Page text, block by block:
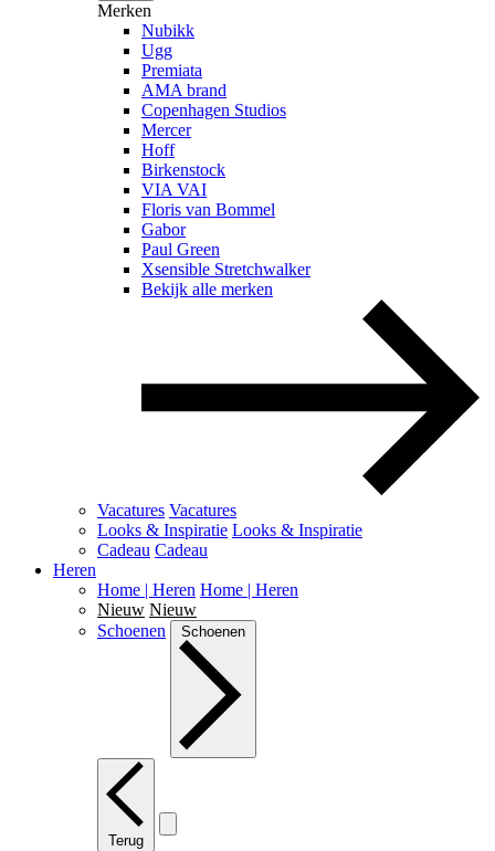
Merken
Nubikk
Ugg
Premiata
AMA brand
Copenhagen Studios
Mercer
Hoff
Birkenstock
VIA VAI
Floris van Bommel
Gabor
Paul Green
Xsensible Stretchwalker
Bekijk alle merken
Vacatures Vacatures
Looks & Inspiratie Looks & Inspiratie
Cadeau Cadeau
Heren
Home | Heren Home | Heren
Nieuw Nieuw
Schoenen
Schoenen
Terug